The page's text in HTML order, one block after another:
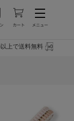
上で送料無料